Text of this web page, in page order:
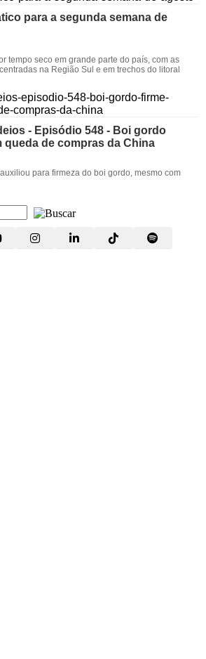
para a segunda semana de
tempo seco em grande parte do país, com as
na Região Sul e em trechos do litoral
- Episódio 548 - Boi gordo
queda de compras da China
para firmeza do boi gordo, mesmo com